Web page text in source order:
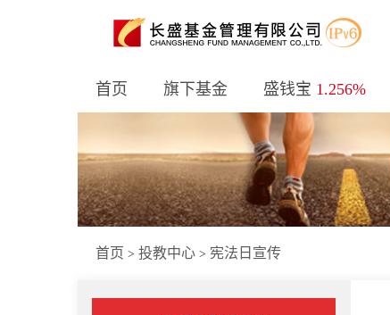
首页 旗下基金 盛钱宝 1.256%
首页 > 投教中心 > 宪法日宣传